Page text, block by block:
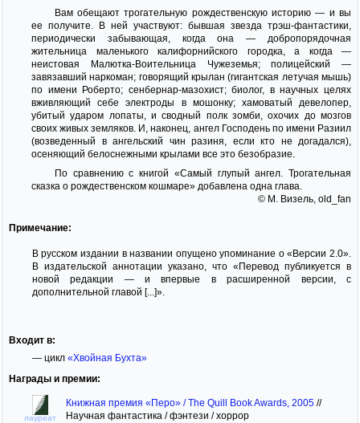
Вам обещают трогательную рождественскую историю — и вы
ее получите. В ней участвуют: бывшая звезда трэш-фантастики,
периодически забывающая, когда она — добропорядочная
жительница маленького калифорнийского городка, а когда —
неистовая Малютка-Воительница Чужеземья; полицейский —
завязавший наркоман; говорящий крылан (гигантская летучая мышь)
по имени Роберто; сенбернар-мазохист; биолог, в научных целях
вживляющий себе электроды в мошонку; хамоватый девелопер,
убитый ударом лопаты, и сводный полк зомби, охочих до мозгов
своих живых земляков. И, наконец, ангел Господень по имени Разиил
(возведенный в ангельский чин разиня, если кто не догадался),
осеняющий белоснежными крылами все это безобразие.
По сравнению с книгой «Самый глупый ангел. Трогательная
сказка о рождественском кошмаре» добавлена одна глава.
© М. Визель, old_fan
Примечание:
В русском издании в названии опущено упоминание о «Версии 2.0».
В издательской аннотации указано, что «Перевод публикуется в
новой редакции — и впервые в расширенной версии, с
дополнительной главой [...]».
Входит в:
— цикл «Хвойная Бухта»
Награды и премии:
лауреат
Книжная премия «Перо» / The Quill Book Awards, 2005 //
Научная фантастика / фэнтези / хоррор